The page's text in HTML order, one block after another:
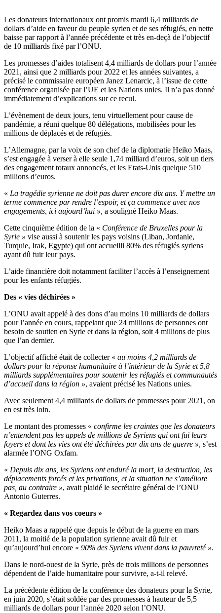
Les donateurs internationaux ont promis mardi 6,4 milliards de
dollars d’aide en faveur du peuple syrien et de ses réfugiés, en nette
baisse par rapport à l’année précédente et très en-deçà de l’objectif
de 10 milliards fixé par l’ONU.
Les promesses d’aides totalisent 4,4 milliards de dollars pour l’année
2021, ainsi que 2 milliards pour 2022 et les années suivantes, a
précisé le commissaire européen Janez Lenarcic, à l’issue de cette
conférence organisée par l’UE et les Nations unies. Il n’a pas donné
immédiatement d’explications sur ce recul.
L’évènement de deux jours, tenu virtuellement pour cause de
pandémie, a réuni quelque 80 délégations, mobilisées pour les
millions de déplacés et de réfugiés.
L’Allemagne, par la voix de son chef de la diplomatie Heiko Maas,
s’est engagée à verser à elle seule 1,74 milliard d’euros, soit un tiers
des engagement totaux annoncés, et les Etats-Unis quelque 510
millions d’euros.
« La tragédie syrienne ne doit pas durer encore dix ans. Y mettre un
terme commence par rendre l’espoir, et ça commence avec nos
engagements, ici aujourd’hui », a souligné Heiko Maas.
Cette cinquième édition de la « Conférence de Bruxelles pour la
Syrie » vise aussi à soutenir les pays voisins (Liban, Jordanie,
Turquie, Irak, Egypte) qui ont accueilli 80% des réfugiés syriens
ayant dû fuir leur pays.
L’aide financière doit notamment faciliter l’accès à l’enseignement
pour les enfants réfugiés.
Des « vies déchirées »
L’ONU avait appelé à des dons d’au moins 10 milliards de dollars
pour l’année en cours, rappelant que 24 millions de personnes ont
besoin de soutien en Syrie et dans la région, soit 4 millions de plus
que l’an dernier.
L’objectif affiché était de collecter « au moins 4,2 milliards de
dollars pour la réponse humanitaire à l’intérieur de la Syrie et 5,8
milliards supplémentaires pour soutenir les réfugiés et communautés
d’accueil dans la région », avaient précisé les Nations unies.
Avec seulement 4,4 milliards de dollars de promesses pour 2021, on
en est très loin.
Le montant des promesses « confirme les craintes que les donateurs
n’entendent pas les appels de millions de Syriens qui ont fui leurs
foyers et dont les vies ont été déchirées par dix ans de guerre », s’est
alarmée l’ONG Oxfam.
« Depuis dix ans, les Syriens ont enduré la mort, la destruction, les
déplacements forcés et les privations, et la situation ne s’améliore
pas, au contraire », avait plaidé le secrétaire général de l’ONU
Antonio Guterres.
« Regardez dans vos coeurs »
Heiko Maas a rappelé que depuis le début de la guerre en mars
2011, la moitié de la population syrienne avait dû fuir et
qu’aujourd’hui encore « 90% des Syriens vivent dans la pauvreté ».
Dans le nord-ouest de la Syrie, près de trois millions de personnes
dépendent de l’aide humanitaire pour survivre, a-t-il relevé.
La précédente édition de la conférence des donateurs pour la Syrie,
en juin 2020, s’était soldée par des promesses à hauteur de 5,5
milliards de dollars pour l’année 2020 selon l’ONU.